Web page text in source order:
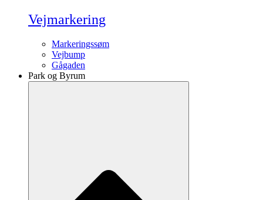
Vejmarkering
Markeringssøm
Vejbump
Gågaden
Park og Byrum